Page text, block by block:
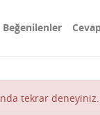
Beğenilenler
tekrar deneyiniz.